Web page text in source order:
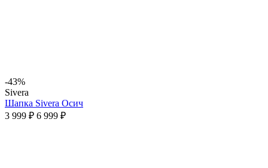
-43%
Sivera
Шапка Sivera Осич
3 999 ₽ 6 999 ₽